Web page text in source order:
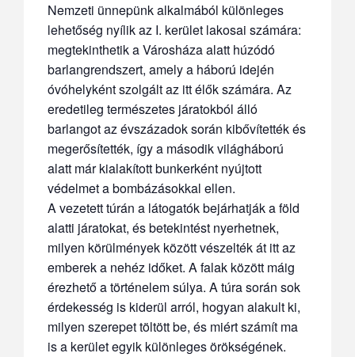
Nemzeti ünnepünk alkalmából különleges
lehetőség nyílik az I. kerület lakosai számára:
megtekinthetik a Városháza alatt húzódó
barlangrendszert, amely a háború idején
óvóhelyként szolgált az itt élők számára. Az
eredetileg természetes járatokból álló
barlangot az évszázadok során kibővítették és
megerősítették, így a második világháború
alatt már kialakított bunkerként nyújtott
védelmet a bombázásokkal ellen.
A vezetett túrán a látogatók bejárhatják a föld
alatti járatokat, és betekintést nyerhetnek,
milyen körülmények között vészelték át itt az
emberek a nehéz időket. A falak között máig
érezhető a történelem súlya. A túra során sok
érdekesség is kiderül arról, hogyan alakult ki,
milyen szerepet töltött be, és miért számít ma
is a kerület egyik különleges örökségének.